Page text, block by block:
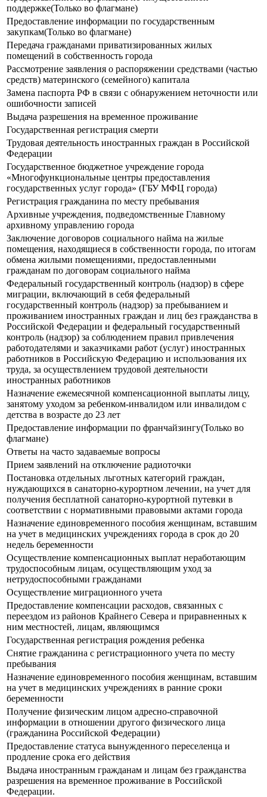
поддержке(Только во флагмане)
Предоставление информации по государственным
закупкам(Только во флагмане)
Передача гражданами приватизированных жилых
помещений в собственность города
Рассмотрение заявления о распоряжении средствами (частью
средств) материнского (семейного) капитала
Замена паспорта РФ в связи с обнаружением неточности или
ошибочности записей
Выдача разрешения на временное проживание
Государственная регистрация смерти
Трудовая деятельность иностранных граждан в Российской
Федерации
Государственное бюджетное учреждение города
«Многофункциональные центры предоставления
государственных услуг города» (ГБУ МФЦ города)
Регистрация гражданина по месту пребывания
Архивные учреждения, подведомственные Главному
архивному управлению города
Заключение договоров социального найма на жилые
помещения, находящиеся в собственности города, по итогам
обмена жилыми помещениями, предоставленными
гражданам по договорам социального найма
Федеральный государственный контроль (надзор) в сфере
миграции, включающий в себя федеральный
государственный контроль (надзор) за пребыванием и
проживанием иностранных граждан и лиц без гражданства в
Российской Федерации и федеральный государственный
контроль (надзор) за соблюдением правил привлечения
работодателями и заказчиками работ (услуг) иностранных
работников в Российскую Федерацию и использования их
труда, за осуществлением трудовой деятельности
иностранных работников
Назначение ежемесячной компенсационной выплаты лицу,
занятому уходом за ребенком-инвалидом или инвалидом с
детства в возрасте до 23 лет
Предоставление информации по франчайзингу(Только во
флагмане)
Ответы на часто задаваемые вопросы
Прием заявлений на отключение радиоточки
Постановка отдельных льготных категорий граждан,
нуждающихся в санаторно-курортном лечении, на учет для
получения бесплатной санаторно-курортной путевки в
соответствии с нормативными правовыми актами города
Назначение единовременного пособия женщинам, вставшим
на учет в медицинских учреждениях города в срок до 20
недель беременности
Осуществление компенсационных выплат неработающим
трудоспособным лицам, осуществляющим уход за
нетрудоспособными гражданами
Осуществление миграционного учета
Предоставление компенсации расходов, связанных с
переездом из районов Крайнего Севера и приравненных к
ним местностей, лицам, являющимся
Государственная регистрация рождения ребенка
Снятие гражданина с регистрационного учета по месту
пребывания
Назначение единовременного пособия женщинам, вставшим
на учет в медицинских учреждениях в ранние сроки
беременности
Получение физическим лицом адресно-справочной
информации в отношении другого физического лица
(гражданина Российской Федерации)
Предоставление статуса вынужденного переселенца и
продление срока его действия
Выдача иностранным гражданам и лицам без гражданства
разрешения на временное проживание в Российской
Федерации.